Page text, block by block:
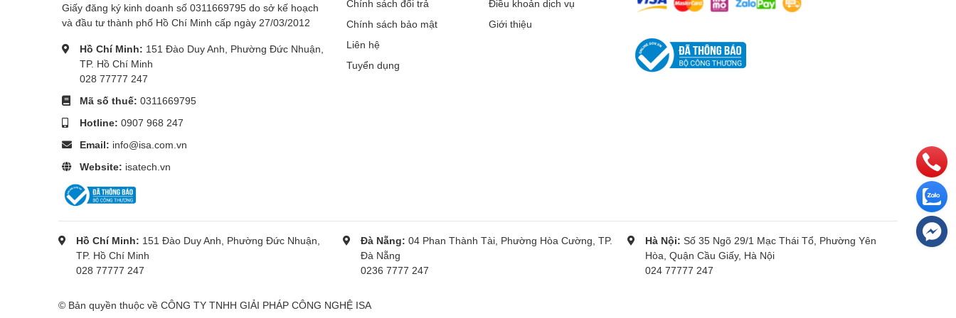
Cổng Cắm & Khe Cắm:
1. Security lock slot (based on Kensington Security SlotTM)
2. Power connector
Power cable
Giấy đăng ký kinh doanh số 0311669795 do sở kế hoạch
và đầu tư thành phố Hồ Chí Minh cấp ngày 27/03/2012
Hồ Chí Minh: 151 Đào Duy Anh, Phường Đức Nhuận,
TP. Hồ Chí Minh
028 77777 247
Mã số thuế: 0311669795
Hotline: 0907 968 247
Email: info@isa.com.vn
Website: isatech.vn
Chính sách đổi trả
Chính sách bảo mật
Liên hệ
Tuyển dụng
Điều khoản dịch vụ
Giới thiệu
Hồ Chí Minh: 151 Đào Duy Anh, Phường Đức Nhuận,
TP. Hồ Chí Minh
028 77777 247
Đà Nẵng: 04 Phan Thành Tài, Phường Hòa Cường, TP.
Đà Nẵng
0236 7777 247
Hà Nội: Số 35 Ngõ 29/1 Mạc Thái Tổ, Phường Yên
Hòa, Quận Cầu Giấy, Hà Nội
024 77777 247
© Bản quyền thuộc về CÔNG TY TNHH GIẢI PHÁP CÔNG NGHỆ ISA